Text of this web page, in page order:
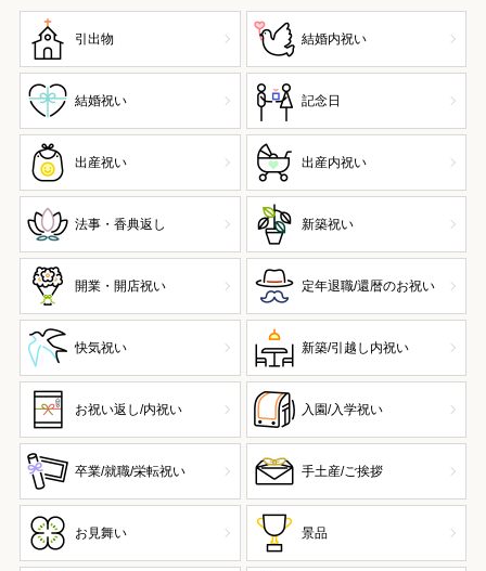
引出物 結婚内祝い
結婚祝い 記念日
出産祝い 出産内祝い
法事・香典返し 新築祝い
開業・開店祝い 定年退職/還暦のお祝い
快気祝い 新築/引越し内祝い
お祝い返し/内祝い 入園/入学祝い
卒業/就職/栄転祝い 手土産/ご挨拶
お見舞い 景品